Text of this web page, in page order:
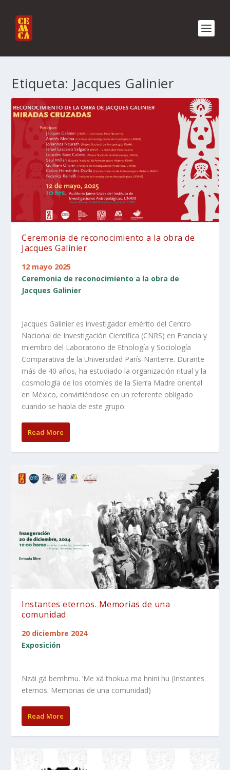
Etiqueta: Jacques Galinier
Ceremonia de reconocimiento a la obra de
Jacques Galinier
12 mayo 2025
Ceremonia de reconocimiento a la obra de
Jacques Galinier
Jacques Galinier es investigador emérito del Centro
Nacional de Investigación Científica (CNRS) en Francia y
miembro del Laboratorio de Etnología y Sociología
Comparativa de la Universidad París-Nanterre. Durante
más de 40 años, ha estudiado la organización ritual y la
cosmología de los otomíes de la Sierra Madre oriental
en México, convirtiéndose en un referente obligado
cuando se habla de este grupo.
Read More
Instantes eternos. Memorias de una
comunidad
20 diciembre 2024
Exposición
Nzäi gä bemhmu. ‘Me xä thokua ma hnini hu (Instantes
eternos. Memorias de una comunidad)
Read More